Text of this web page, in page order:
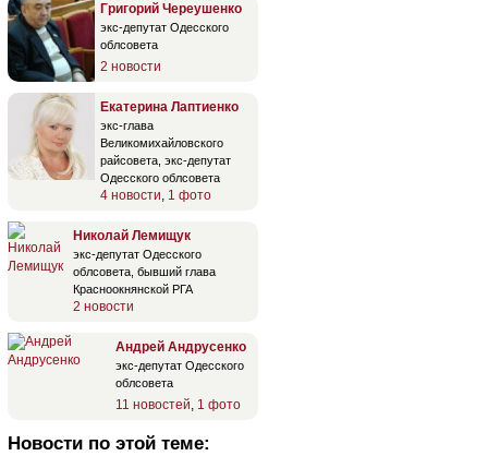
Григорий Череушенко
экс-депутат Одесского
облсовета
2 новости
Екатерина Лаптиенко
экс-глава
Великомихайловского
райсовета, экс-депутат
Одесского облсовета
4 новости, 1 фото
Николай Лемищук
экс-депутат Одесского
облсовета, бывший глава
Красноокнянской РГА
2 новости
Андрей Андрусенко
экс-депутат Одесского
облсовета
11 новостей, 1 фото
Новости по этой теме: